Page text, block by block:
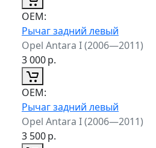
ОЕМ:
Рычаг задний левый
Opel Antara I (2006—2011)
3 000р.
ОЕМ:
Рычаг задний левый
Opel Antara I (2006—2011)
3 500р.